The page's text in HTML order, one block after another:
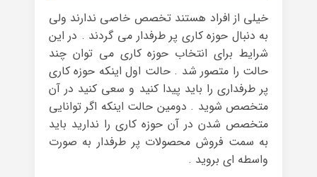
خیلی از افراد هستند تخصص خاصی ندارند ولی
به دنبال حوزه کاری پر طرفدار می گردند . در این
شرایط برای انتخاب حوزه کاری می توان چند
حالت را متصور شد . حالت اول اینکه حوزه کاری
پر طرفداری را باید پیدا کنید و سعی کنید در آن
متخصص شوید . دومین حالت اینکه اگر توانایی
متخصص شدن در آن حوزه کاری را ندارید باید
به سمت فروش محصولات پر طرفدار به صورت
واسطه ای بروید .